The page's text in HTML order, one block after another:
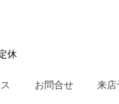
休
お問合せ 来店